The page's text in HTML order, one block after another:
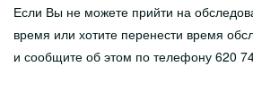
Если Вы не можете прийти на
время или хотите перенести время
и сообщите об этом по телефону 620